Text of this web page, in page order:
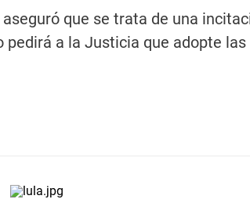
que se trata de una
pedirá a la Justicia que adopte